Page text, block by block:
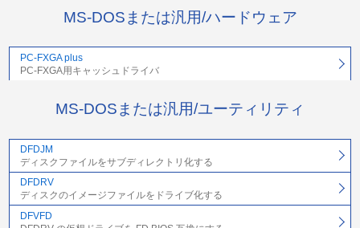
MS-DOSまたは汎用/ハードウェア
PC-FXGA plus
PC-FXGA用キャッシュドライバ
MS-DOSまたは汎用/ユーティリティ
DFDJM
ディスクファイルをサブディレクトリ化する
DFDRV
ディスクのイメージファイルをドライブ化する
DFVFD